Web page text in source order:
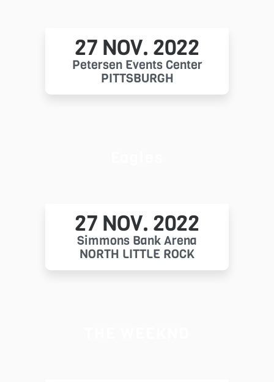
27 NOV. 2022
Petersen Events Center
PITTSBURGH
27 NOV. 2022
Simmons Bank Arena
NORTH LITTLE ROCK